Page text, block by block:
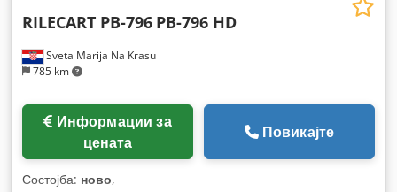
Sveta Marija Na Krasu
785 km
RILECART PB-796 PB-796 HD
цената
Повикајте
Состојба: ново,